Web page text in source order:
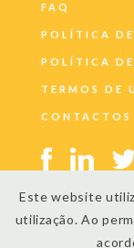
Este website
utilização. Ao
FAQ
POLÍTICA
POLÍTICA
TERMOS DE
CONTACTOS